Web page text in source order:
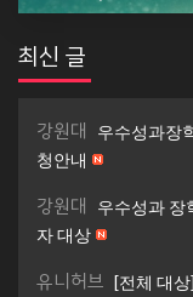
최신 글
강원대
우수성과장
청안내
강원대
우수성과 장
자 대상
유니허브 [전체 대